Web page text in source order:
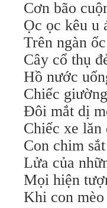
Cơn bão
Ọc ọc kêu u
Trên ngàn
Cây cổ thụ
Hồ nước
Chiếc
Đôi mắt dị
Chiếc xe lăn
Con chim
Lửa của
Mọi hiện
Khi con mèo